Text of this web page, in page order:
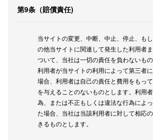
第9条（賠償責任)
当サイトの変更、中断、中止、停止、も
の他当サイトに関連して発生した利用者
ついて、当社は一切の責任を負わないもの
利用者が当サイトの利用によって第三者
場合、利用者は自己の責任と費用をもっ
を与えることのないものとします。利用
為、または不正もしくは違法な行為によ
た場合、当社は当該利用者に対して相応
きるものとします。